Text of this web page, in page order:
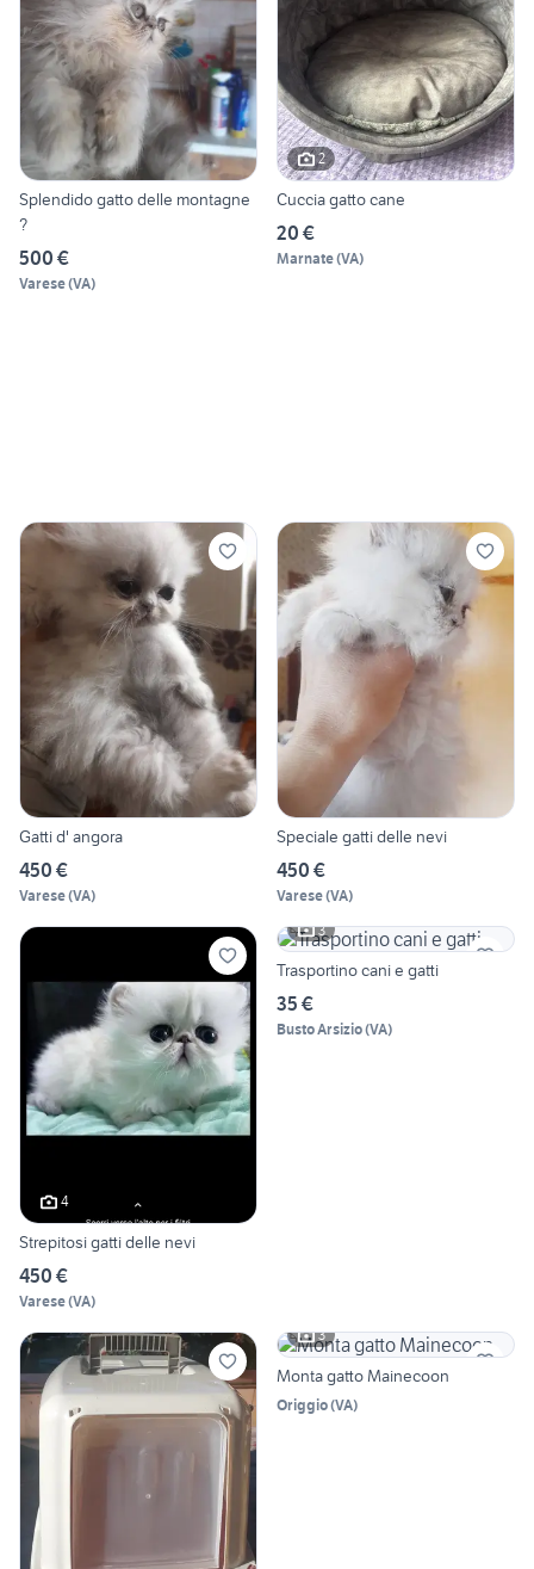
Splendido gatto delle montagne
?
500 €
Varese(VA)
2
Cuccia gatto cane
20 €
Marnate(VA)
Gatti d' angora
450 €
Varese(VA)
Speciale gatti delle nevi
450 €
Varese(VA)
4
Strepitosi gatti delle nevi
450 €
Varese(VA)
3
Trasportino cani e gatti
35 €
Busto Arsizio(VA)
3
Monta gatto Mainecoon
Origgio(VA)